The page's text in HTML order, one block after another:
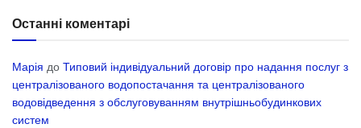
Останні коментарі
Марія до Типовий індивідуальний договір про надання послуг з
централізованого водопостачання та централізованого
водовідведення з обслуговуванням внутрішньобудинкових
систем